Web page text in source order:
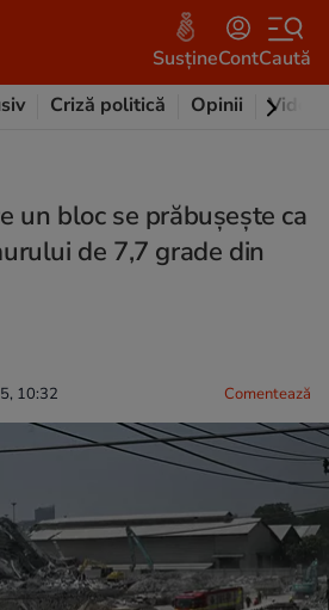
SusțineContCaută
Criză politică Opinii Video
un bloc se prăbușește ca
de 7,7 grade din
10:32 Comentează